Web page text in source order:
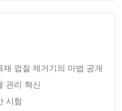
껍질 제거기의 마법 공개
관리 혁신
시험